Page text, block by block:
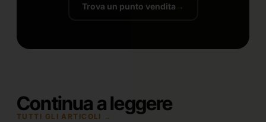
Trova un punto vendita →
Continua a leggere
TUTTI GLI ARTICOLI →